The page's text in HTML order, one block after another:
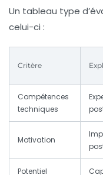
Un tableau type
celui-ci :
Critère
Compétences
techniques
Motivation
Potentiel